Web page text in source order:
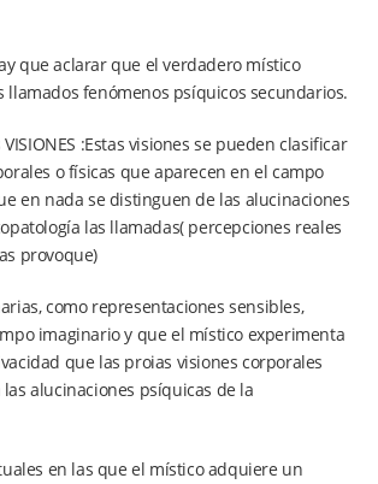
que aclarar que el verdadero místico
llamados fenómenos psíquicos secundarios.
:Estas visiones se pueden clasificar
o físicas que aparecen en el campo
en nada se distinguen de las alucinaciones
las llamadas( percepciones reales
provoque)
como representaciones sensibles,
imaginario y que el místico experimenta
que las proias visiones corporales
alucinaciones psíquicas de la
en las que el místico adquiere un